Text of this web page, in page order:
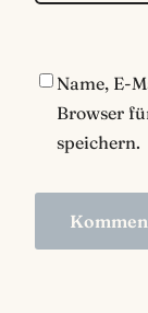
Name, E-
Browser
speichern.